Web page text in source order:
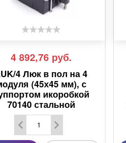
4 892,76 руб.
4 Люк в пол на 4
(45х45 мм), с
икоробкой
70140 стальной